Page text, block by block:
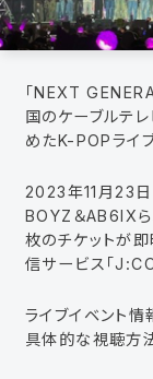
「NEXT
国のケーブルテ
めたK-POPライブ
2023年11月23
BOYZ＆AB6IXら
枚のチケットが
信サービス「
ライブイベント情
具体的な視聴方